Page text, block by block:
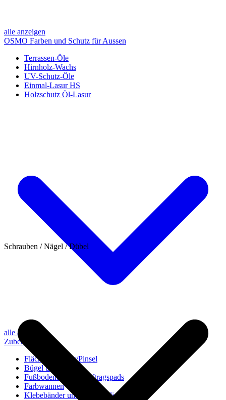
alle anzeigen
OSMO Farben und Schutz für Aussen
Terrassen-Öle
Hirnholz-Wachs
UV-Schutz-Öle
Einmal-Lasur HS
Holzschutz Öl-Lasur
alle anzeigen
Zubehör
Flächenstreicher/Pinsel
Bügel und Rollen
Fußbodenbürsten/Auftragspads
Farbwannen
Klebebänder und Abdeckvlies
Schrauben / Nägel / Dübel